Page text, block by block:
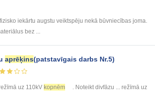
iekārtu augstu veiktspēju nekā būvniecības joma.
bez ...
aprēķins(patstavīgais darbs Nr.5)
uz 110kV kopnēm
. Noteikt divfāzu ... režīmā uz